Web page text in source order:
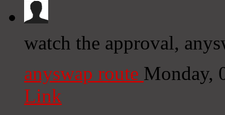
watch the approval,
anyswap route Monday,
Link